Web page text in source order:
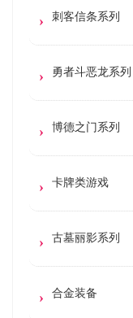
刺客信条系列
勇者斗恶龙系列
博德之门系列
卡牌类游戏
古墓丽影系列
合金装备